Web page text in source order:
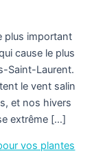
plus important
cause le plus
Saint-Laurent.
le vent salin
et nos hivers
extrême […]
vos plantes